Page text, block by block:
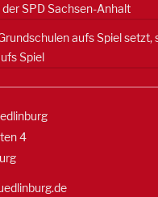
SPD Sachsen-Anhalt
aufs Spiel setzt,
Spiel
4